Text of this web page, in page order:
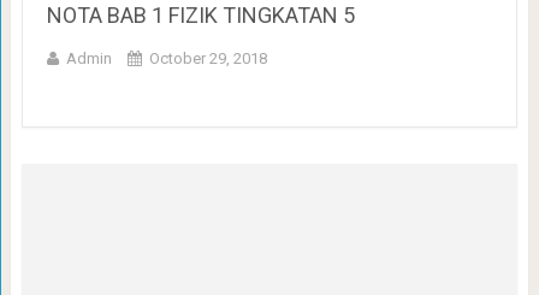
NOTA BAB 1 FIZIK TINGKATAN 5
Admin October 29, 2018